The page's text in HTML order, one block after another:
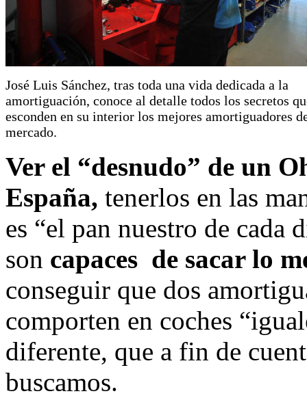
José Luis Sánchez, tras toda una vida dedicada a la
amortiguación, conoce al detalle todos los secretos
esconden en su interior los mejores amortiguadores
mercado.
Ver el “desnudo” de un
España, tenerlos en las
es “el pan nuestro de cada
son capaces de sacar lo
conseguir que dos
comporten en coches
diferente, que a fin de
buscamos.